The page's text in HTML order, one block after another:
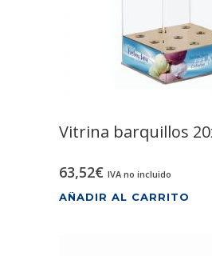
Vitrina barquillos
63,52€ IVA no incluido
AÑADIR AL CARRITO